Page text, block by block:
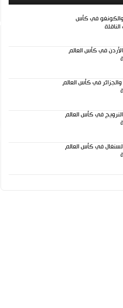
والكونغو في كأس
في كأس العالم
والجزائر في كأس العالم
في كأس العالم
في كأس العالم